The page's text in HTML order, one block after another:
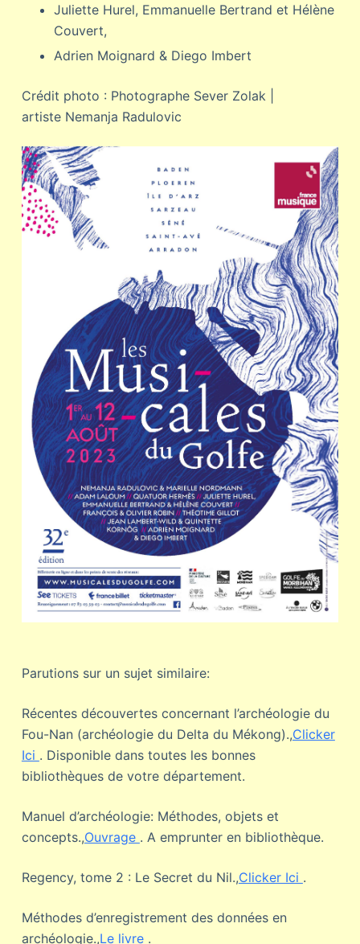
Juliette Hurel, Emmanuelle Bertrand et Hélène
Couvert,
Adrien Moignard & Diego Imbert
Crédit photo : Photographe Sever Zolak |
artiste Nemanja Radulovic
Parutions sur un sujet similaire:
Récentes découvertes concernant l’archéologie du
Fou-Nan (archéologie du Delta du Mékong).,Clicker
Ici . Disponible dans toutes les bonnes
bibliothèques de votre département.
Manuel d’archéologie: Méthodes, objets et
concepts.,Ouvrage . A emprunter en bibliothèque.
Regency, tome 2 : Le Secret du Nil.,Clicker Ici .
Méthodes d’enregistrement des données en
archéologie.,Le livre .